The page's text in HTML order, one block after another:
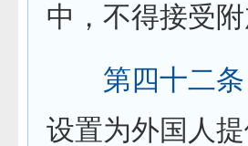
中，不得接受
第四十二条
设置为外国人